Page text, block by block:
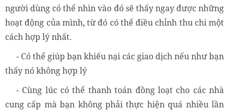
người dùng có thể nhìn vào đó sẽ thấy ngay được những
hoạt động của mình, từ đó có thể điều chỉnh thu chi một
cách hợp lý nhất.
- Có thể giúp bạn khiếu nại các giao dịch nếu như bạn
thấy nó không hợp lý
- Cùng lúc có thể thanh toán đồng loạt cho các nhà
cung cấp mà bạn không phải thực hiện quá nhiều lần